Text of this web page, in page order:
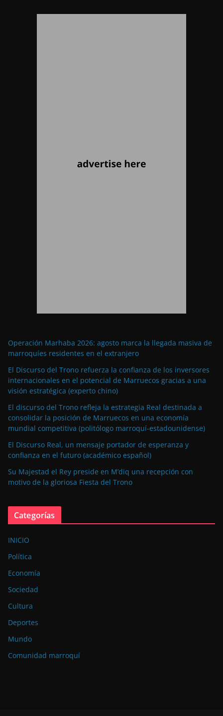
Operación Marhaba 2026: agosto marca la llegada masiva de
marroquíes residentes en el extranjero
El Discurso del Trono refuerza la confianza de los inversores
internacionales en el potencial de Marruecos gracias a una
visión estratégica (experto chino)
El discurso del Trono refleja la estrategia Real destinada a
consolidar la posición de Marruecos en una economía
mundial competitiva (politólogo marroquí-estadounidense)
El Discurso Real, un mensaje portador de esperanza y
confianza en el futuro (académico español)
Su Majestad el Rey preside en M’diq una recepción con
motivo de la gloriosa Fiesta del Trono
Categorías
INICIO
Política
Economía
Sociedad
Cultura
Deportes
Mundo
Comunidad marroquí